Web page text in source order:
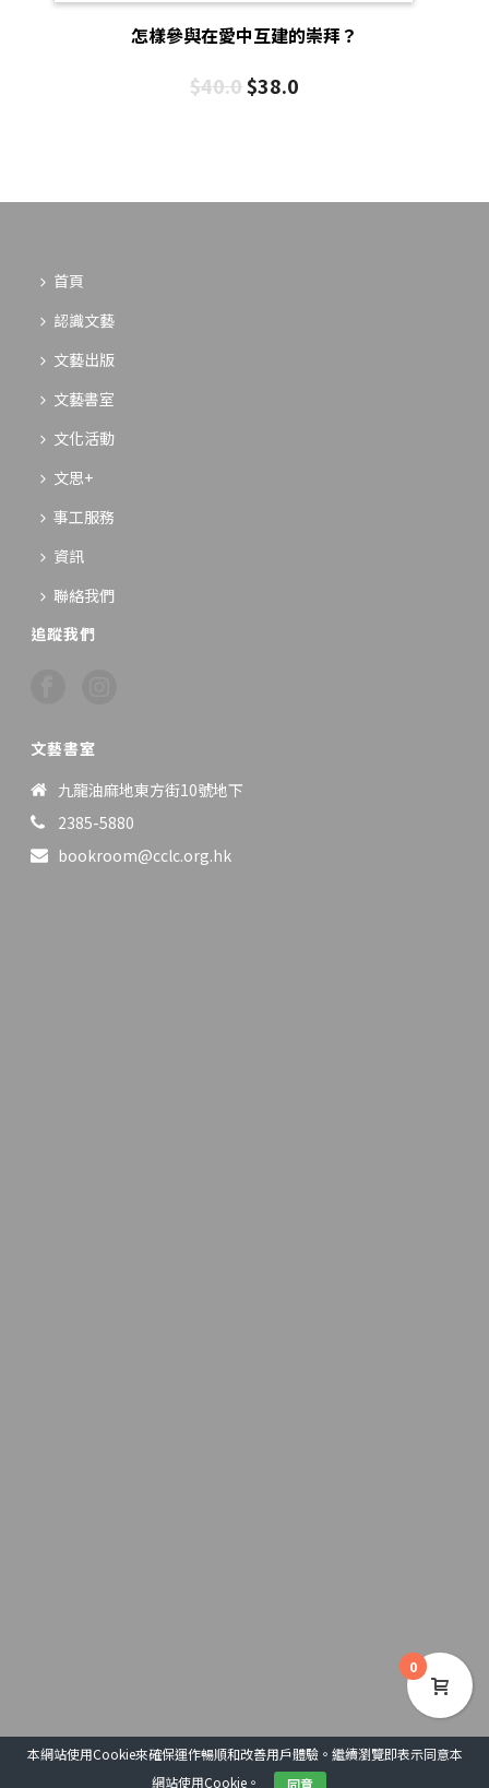
怎樣參與在愛中互建的崇拜？
$40.0$38.0
首頁
認識文藝
文藝出版
文藝書室
文化活動
文思+
事工服務
資訊
聯絡我們
追蹤我們
文藝書室
九龍油麻地東方街10號地下
2385-5880
bookroom@cclc.org.hk
0
本網站使用Cookie來確保運作暢順和改善用戶體驗。繼續瀏覽即表示同意本
網站使用Cookie。
同意